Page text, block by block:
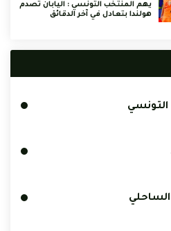
يهم المنتخب التونسي : اليابان تصدم
هولندا بتعادل في آخر الدقائق
التونسي
الساحلي